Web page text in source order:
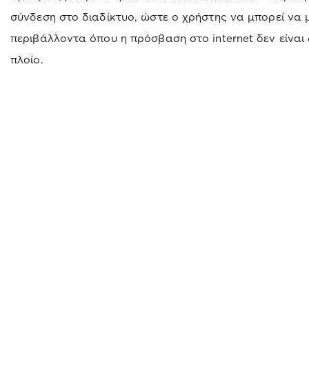
σύνδεση στο διαδίκτυο, ώστε ο χρήστης να μπορεί
περιβάλλοντα όπου η πρόσβαση στο internet δεν
πλοίο.